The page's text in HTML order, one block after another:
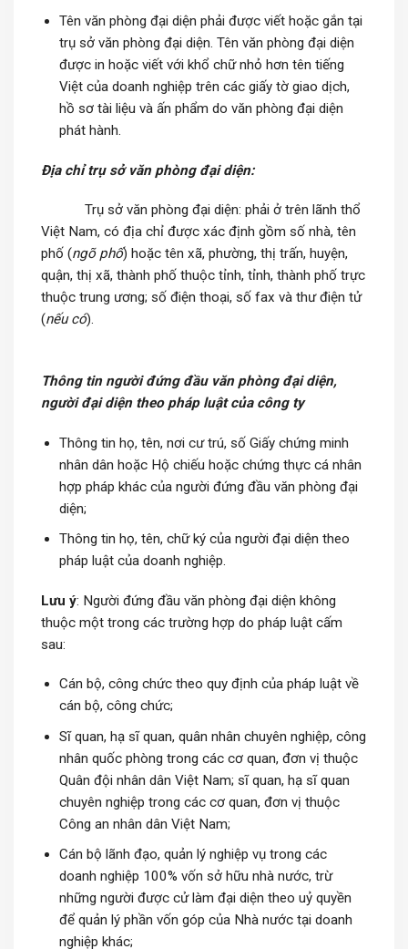
Tên văn phòng đại diện phải được viết hoặc gắn tại
trụ sở văn phòng đại diện. Tên văn phòng đại diện
được in hoặc viết với khổ chữ nhỏ hơn tên tiếng
Việt của doanh nghiệp trên các giấy tờ giao dịch,
hồ sơ tài liệu và ấn phẩm do văn phòng đại diện
phát hành.
Địa chỉ trụ sở văn phòng đại diện:
Trụ sở văn phòng đại diện: phải ở trên lãnh thổ
Việt Nam, có địa chỉ được xác định gồm số nhà, tên
phố (ngõ phố) hoặc tên xã, phường, thị trấn, huyện,
quận, thị xã, thành phố thuộc tỉnh, tỉnh, thành phố trực
thuộc trung ương; số điện thoại, số fax và thư điện tử
(nếu có).
Thông tin người đứng đầu văn phòng đại diện,
người đại diện theo pháp luật của công ty
Thông tin họ, tên, nơi cư trú, số Giấy chứng minh
nhân dân hoặc Hộ chiếu hoặc chứng thực cá nhân
hợp pháp khác của người đứng đầu văn phòng đại
diện;
Thông tin họ, tên, chữ ký của người đại diện theo
pháp luật của doanh nghiệp.
Lưu ý: Người đứng đầu văn phòng đại diện không
thuộc một trong các trường hợp do pháp luật cấm
sau:
Cán bộ, công chức theo quy định của pháp luật về
cán bộ, công chức;
Sĩ quan, hạ sĩ quan, quân nhân chuyên nghiệp, công
nhân quốc phòng trong các cơ quan, đơn vị thuộc
Quân đội nhân dân Việt Nam; sĩ quan, hạ sĩ quan
chuyên nghiệp trong các cơ quan, đơn vị thuộc
Công an nhân dân Việt Nam;
Cán bộ lãnh đạo, quản lý nghiệp vụ trong các
doanh nghiệp 100% vốn sở hữu nhà nước, trừ
những người được cử làm đại diện theo uỷ quyền
để quản lý phần vốn góp của Nhà nước tại doanh
nghiệp khác;